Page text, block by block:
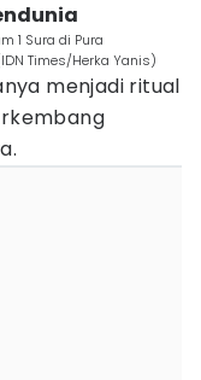
1 Sura di Pura
Times/Herka Yanis)
menjadi ritual